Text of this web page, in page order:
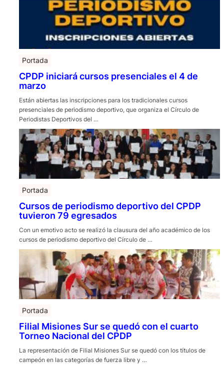
Portada
CPDP iniciará cursos presenciales el 4 de
marzo
Están abiertas las inscripciones para los tradicionales cursos
presenciales de periodismo deportivo, que organiza el Círculo de
Periodistas Deportivos del …
Portada
Cursos de periodismo deportivo del CPDP
tuvieron 79 egresados
Con un emotivo acto se realizó la clausura del año académico de los
cursos de periodismo deportivo del Círculo de …
Portada
Filial Misiones Sur se quedó con el cuarto
Torneo Nacional del CPDP
La representación de Filial Misiones Sur se quedó con los títulos de
campeón en las categorías de fuerza libre y …